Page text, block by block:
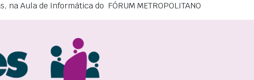
Aula de Informática do FÓRUM METROPOLITANO